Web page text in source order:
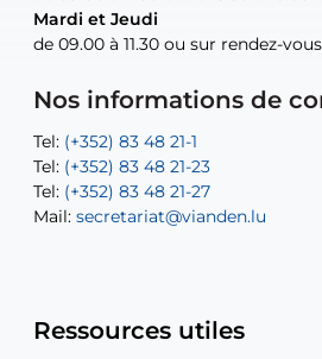
Mardi et Jeudi
de 09.00 à 11.30 ou sur rendez-vous
Nos informations de
Tel: (+352) 83 48 21-1
Tel: (+352) 83 48 21-23
Tel: (+352) 83 48 21-27
Mail: secretariat@vianden.lu
Mardi et Jeudi
de 09.00 à 11.30 ou sur rendez-vous
Tel: (+352) 83 48 21-20
Tel: (+352) 83 48 21-22
Mail:sofia.carvalho@vianden.lu
Mail: diane.storn@vianden.lu
Mail:recette@vianden.lu
Tel:(+352) 83 48 21-31
Tel:Permanence (Fuite d’eau) : 83
Ressources utiles